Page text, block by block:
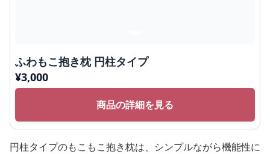
ふわもこ抱き枕 円柱タイプ
¥3,000
商品の詳細を見る
円柱タイプのもこもこ抱き枕は、シンプルながら機能性に